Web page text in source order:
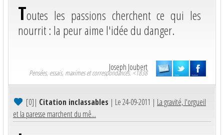
Toutes les passions cherchent ce qui les
nourrit : la peur aime l'idée du danger.
Joseph Joubert
Pensées, essais, maximes et correspondances. <1838
[0]| Citation inclassables | Le 24-09-2011 | La gravité, l'orgueil
et la paresse marchent du mê...